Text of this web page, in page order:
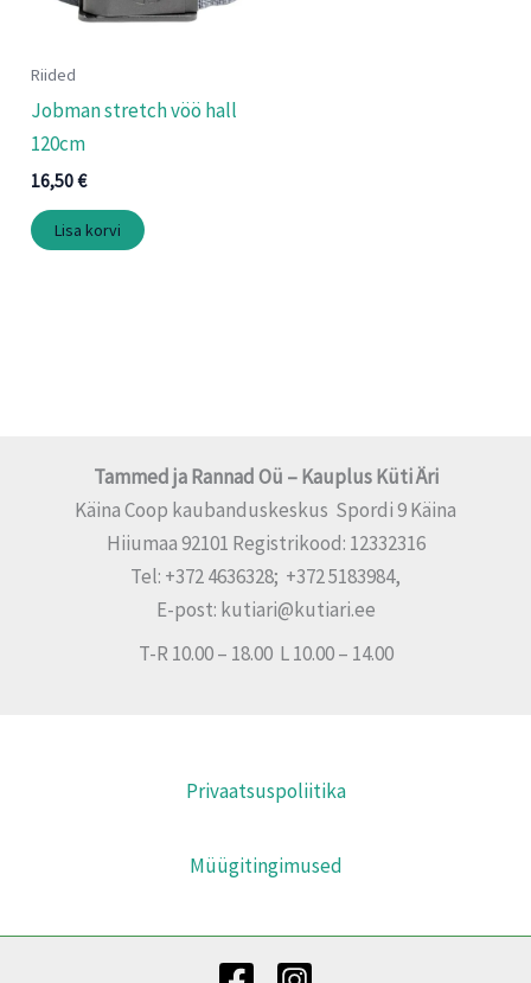
Riided
Jobman stretch vöö hall
120cm
16,50€
Lisa korvi
Tammed ja Rannad Oü – Kauplus Küti Äri
Käina Coop kaubanduskeskus Spordi 9 Käina
Hiiumaa 92101 Registrikood: 12332316
Tel: +372 4636328; +372 5183984,
E-post: kutiari@kutiari.ee
T-R 10.00 – 18.00 L 10.00 – 14.00
Privaatsuspoliitika
Müügitingimused